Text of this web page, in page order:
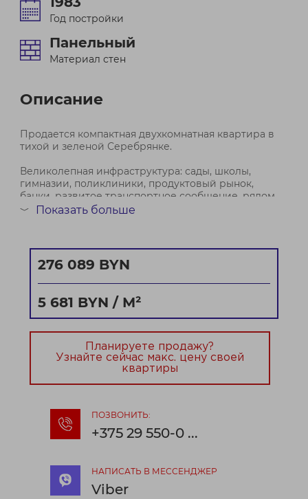
Год постройки
Панельный
Материал стен
Описание
Продается компактная двухкомнатная квартира в
тихой и зеленой Серебрянке.
Великолепная инфраструктура: сады, школы,
гимназии, поликлиники, продуктовый рынок,
банки, развитое транспортное сообщение, рядом
Слепянская водная система.
масштабная градостроител...
Договор № 928/2 от 29.06.2026
﹀ Показать больше
276 089 BYN
5 681 BYN / М²
Планируете продажу?
Узнайте сейчас макс. цену своей
квартиры
ПОЗВОНИТЬ:
+375 29 550-0 ...
НАПИСАТЬ В МЕССЕНДЖЕР
Viber